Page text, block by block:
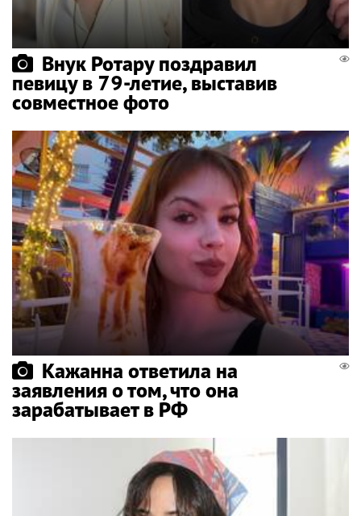
Внук Ротару поздравил
певицу в 79-летие, выставив
совместное фото
Кажанна ответила на
заявления о том, что она
зарабатывает в РФ